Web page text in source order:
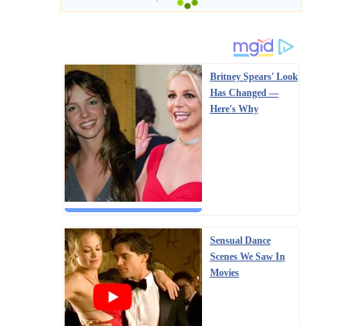
Britney Spears' Look
Has Changed —
Here's Why
Sensual Dance
Scenes We Saw In
Movies